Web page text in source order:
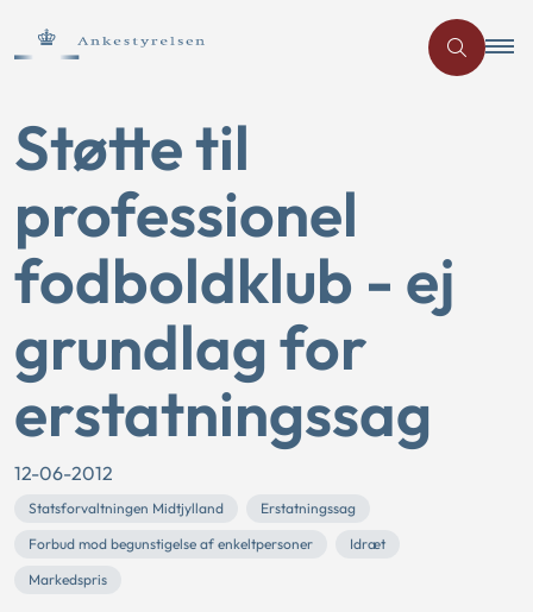
Støtte til
professionel
fodboldklub - ej
grundlag for
erstatningssag
12-06-2012
Statsforvaltningen Midtjylland
Erstatningssag
Forbud mod begunstigelse af enkeltpersoner
Idræt
Markedspris